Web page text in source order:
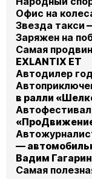
Офис на
Звезда такси
Заряжен на
Самая
EXLANTIX ET
Автодилер
в ралли
—
Вадим Гагарин
Самая